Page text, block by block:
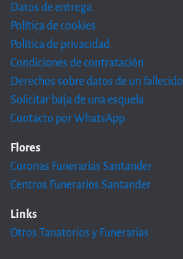
Datos de entrega
Política de cookies
Política de privacidad
Condiciones de contratación
Derechos sobre datos de un fallecido
Solicitar baja de una esquela
Contacto por WhatsApp
Flores
Coronas Funerarias Santander
Centros Funerarios Santander
Links
Otros Tanatorios y Funerarias